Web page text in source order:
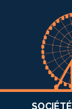
SOCIÉTÉ